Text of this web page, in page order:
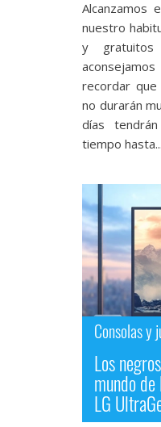
Alcanzamos
nuestro
y
recordar
no durarán
días
tiempo hasta...
Consolas y
Los
mundo
LG